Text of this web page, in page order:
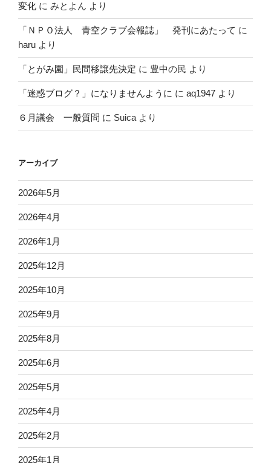
変化 に みとよん より
「ＮＰＯ法人 青空クラブ会報誌」 発刊にあたって に
haru より
「とがみ園」民間移譲先決定 に 豊中の民 より
「迷惑ブログ？」になりませんように に aq1947 より
６月議会 一般質問 に Suica より
アーカイブ
2026年5月
2026年4月
2026年1月
2025年12月
2025年10月
2025年9月
2025年8月
2025年6月
2025年5月
2025年4月
2025年2月
2025年1月